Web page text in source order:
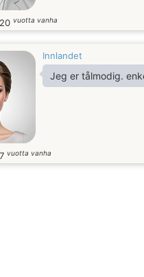
20 vuotta vanha
Innlandet
Jeg er tålmodig.
vuotta vanha